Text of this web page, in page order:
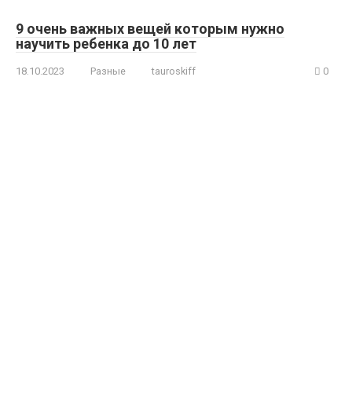
9 очень важных вещей которым нужно
научить ребенка до 10 лет
18.10.2023 Разные tauroskiff 0